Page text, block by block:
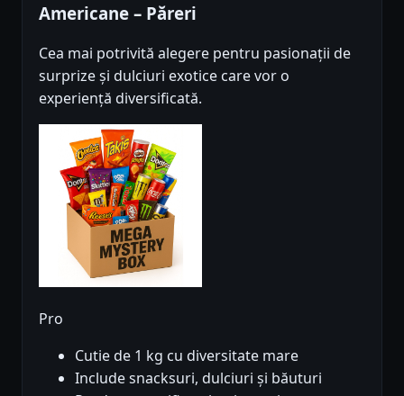
Americane – Păreri
Cea mai potrivită alegere pentru pasionații de
surprize și dulciuri exotice care vor o
experiență diversificată.
Pro
Cutie de 1 kg cu diversitate mare
Include snacksuri, dulciuri și băuturi